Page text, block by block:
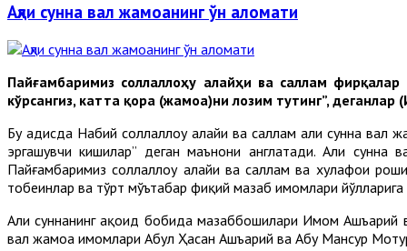
Аҳли сунна вал жамоанинг ўн аломати
Пайғамбаримиз соллаллоҳу алайҳи ва саллам
кўрсангиз, катта қора (жамоа)ни лозим тутинг”,
Бу ҳадисда Набий соллаллоҳу алайҳи ва саллам аҳли сунна
эргашувчи кишилар” деган маънони англатади. Аҳли
Пайғамбаримиз соллаллоҳу алайҳи ва саллам ва хулафои
тобеинлар ва тўрт мўътабар фиқҳий мазҳаб имомлари
Аҳли суннанинг ақоид бобида мазҳаббошилари Имом
вал жамоа имомлари Абул Ҳасан Ашъарий ва Абу Мансур